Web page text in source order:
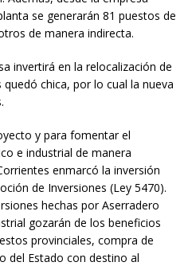
se generarán 81 puestos de
de manera indirecta.
invertirá en la relocalización de
chica, por lo cual la nueva
y para fomentar el
e industrial de manera
enmarcó la inversión
de Inversiones (Ley 5470).
hechas por Aserradero
gozarán de los beneficios
provinciales, compra de
del Estado con destino al